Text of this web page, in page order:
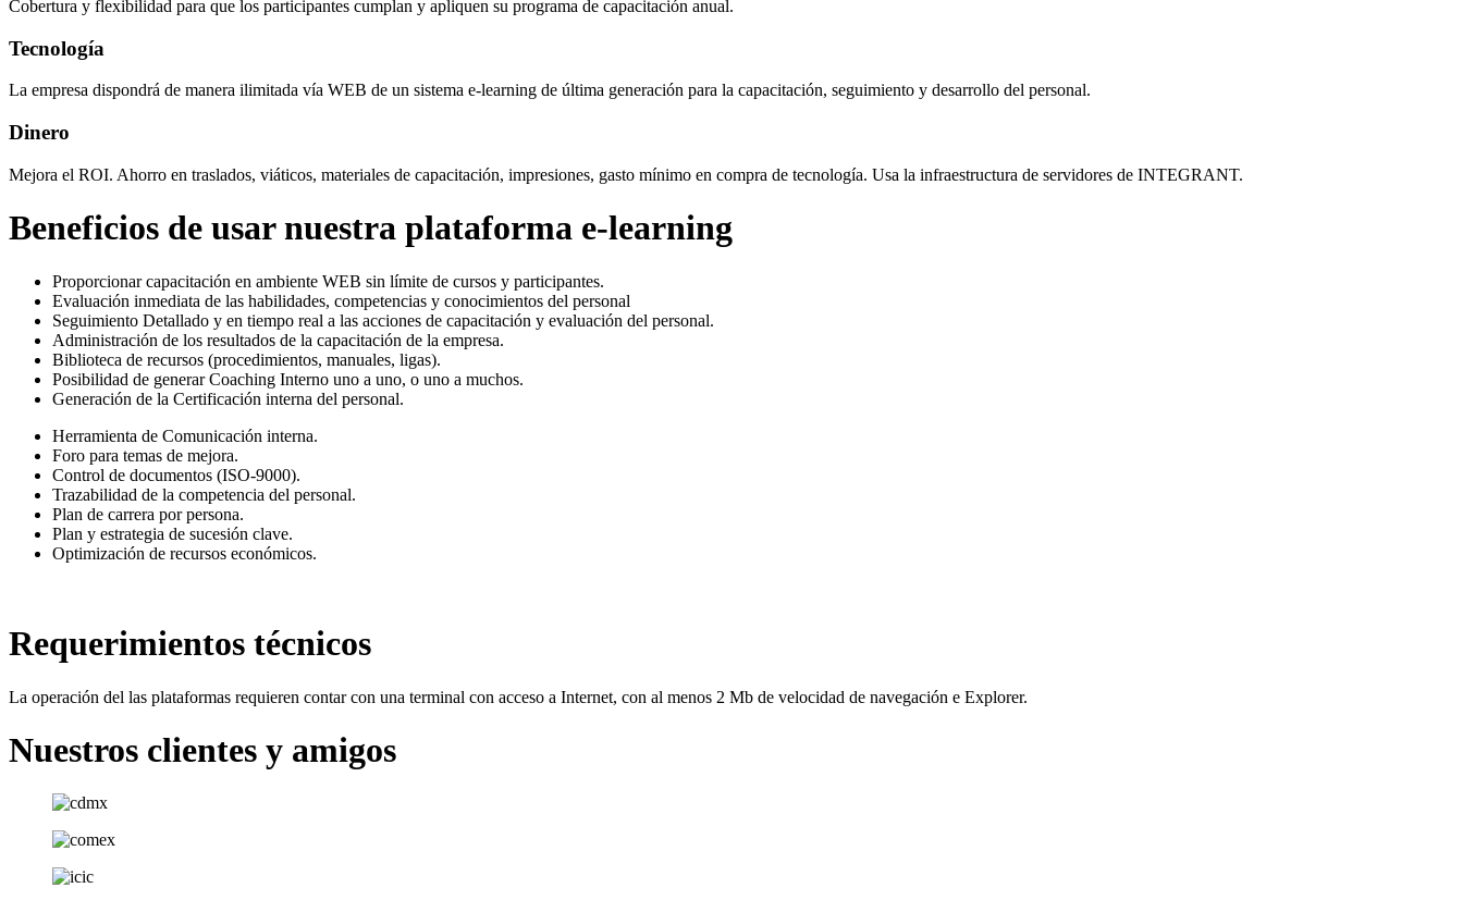
Cobertura y flexibilidad para que los participantes cumplan y apliquen su programa de capacitación anual.
Tecnología
La empresa dispondrá de manera ilimitada vía WEB de un sistema e-learning de última generación para la capacitación, seguimiento y desarrollo del personal.
Dinero
Mejora el ROI. Ahorro en traslados, viáticos, materiales de capacitación, impresiones, gasto mínimo en compra de tecnología. Usa la infraestructura de servidores de INTEGRANT.
Beneficios de usar nuestra plataforma e-learning
Proporcionar capacitación en ambiente WEB sin límite de cursos y participantes.
Evaluación inmediata de las habilidades, competencias y conocimientos del personal
Seguimiento Detallado y en tiempo real a las acciones de capacitación y evaluación del personal.
Administración de los resultados de la capacitación de la empresa.
Biblioteca de recursos (procedimientos, manuales, ligas).
Posibilidad de generar Coaching Interno uno a uno, o uno a muchos.
Generación de la Certificación interna del personal.
Herramienta de Comunicación interna.
Foro para temas de mejora.
Control de documentos (ISO-9000).
Trazabilidad de la competencia del personal.
Plan de carrera por persona.
Plan y estrategia de sucesión clave.
Optimización de recursos económicos.
Requerimientos técnicos
La operación del las plataformas requieren contar con una terminal con acceso a Internet, con al menos 2 Mb de velocidad de navegación e Explorer.
Nuestros clientes y amigos